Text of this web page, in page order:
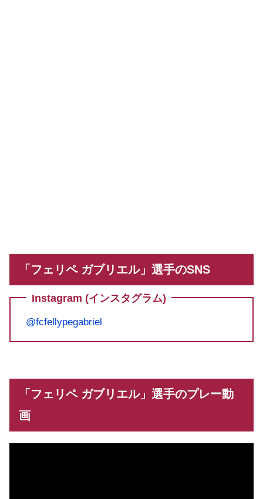
「フェリペ ガブリエル」選手のSNS
Instagram (インスタグラム)
@fcfellypegabriel
「フェリペ ガブリエル」選手のプレー動
画